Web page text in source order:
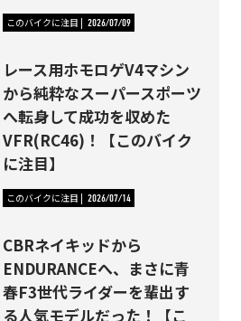
このバイクに注目 2026/07/09
レース用ホモロゲV4マシン
から純粋なスーパースポーツ
へ転身して成功を収めた
VFR(RC46)！【このバイク
に注目】
このバイクに注目 2026/07/14
CBRネイキッドから
ENDURANCEへ、まさに青
春F3世代ライダーを輩出す
る人気モデルだった！【こ